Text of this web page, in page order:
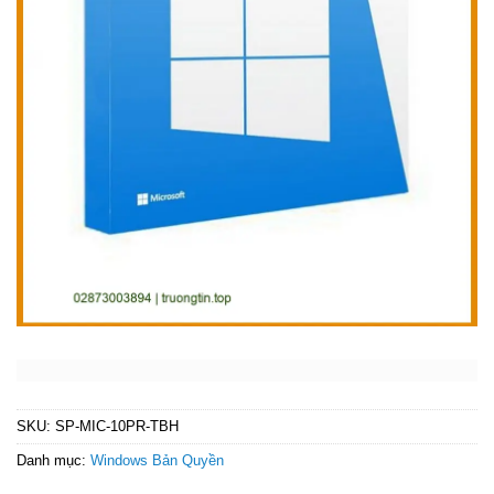
SKU: SP-MIC-10PR-TBH
Danh mục: Windows Bản Quyền